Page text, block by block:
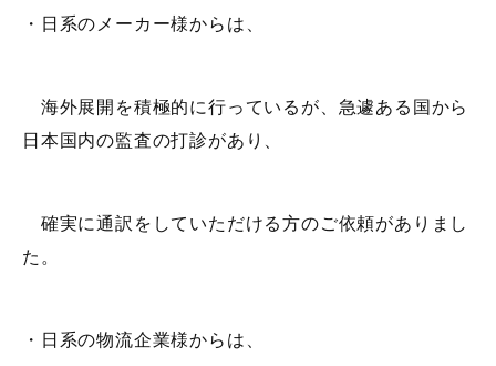
・日系のメーカー様からは、
海外展開を積極的に行っているが、急遽ある国から
日本国内の監査の打診があり、
確実に通訳をしていただける方のご依頼がありまし
た。
・日系の物流企業様からは、